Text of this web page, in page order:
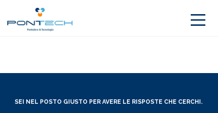
SEI NEL POSTO GIUSTO PER AVERE LE RISPOSTE CHE CERCHI.